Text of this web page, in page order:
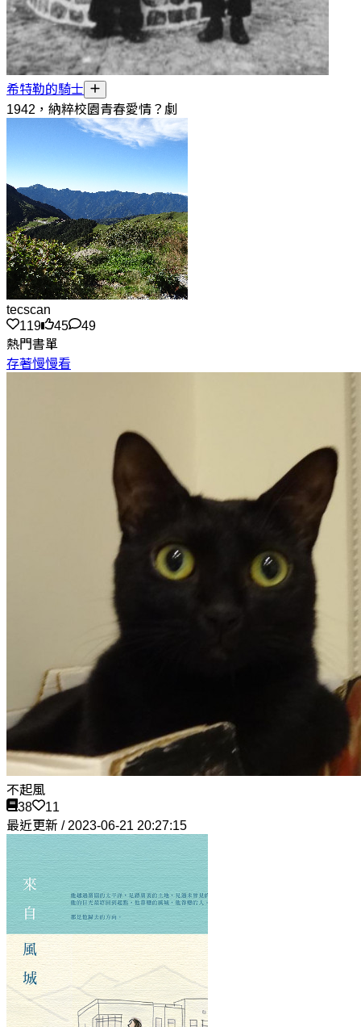
希特勒的騎士
1942，納粹校園青春愛情？劇
tecscan
119
45
49
熱門書單
存著慢慢看
不起風
38
11
最近更新 / 2023-06-21 20:27:15